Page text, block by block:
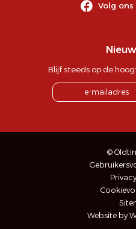
Volg ons
Blijf steeds op de
©
Website by